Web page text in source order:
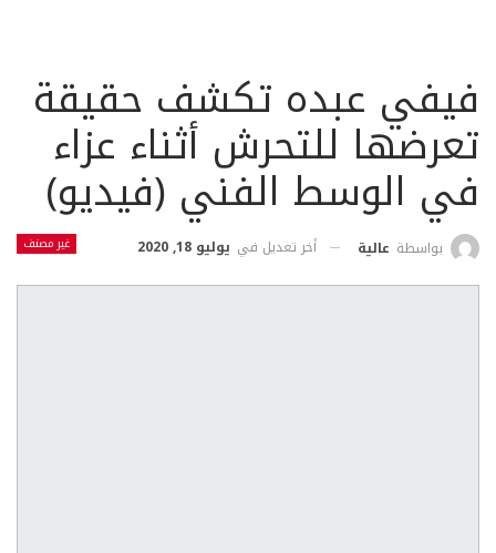
فيفي عبده تكشف حقيقة
تعرضها للتحرش أثناء عزاء
في الوسط الفني (فيديو)
غير مصنف بواسطة عالية أخر تعديل في يوليو 18, 2020